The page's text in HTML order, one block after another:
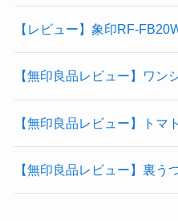
【レビュー】象印RF-
【無印良品レビュー】ワン
【無印良品レビュー】トマ
【無印良品レビュー】裏